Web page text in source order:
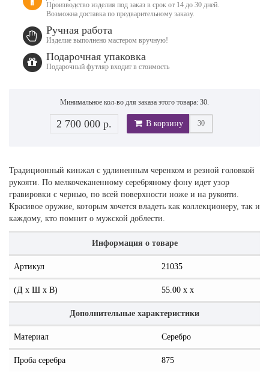
Производство изделия под заказ в срок от 14 до 30 дней.
Возможна доставка по предварительному заказу.
Ручная работа
Изделие выполнено мастером вручную!
Подарочная упаковка
Подарочный футляр входит в стоимость
Минимальное кол-во для заказа этого товара: 30.
2 700 000 р. В корзину
Традиционный кинжал с удлиненным черенком и резной головкой
рукояти. По мелкочеканенному серебряному фону идет узор
гравировки с чернью, по всей поверхности ноже и на рукояти.
Красивое оружие, которым хочется владеть как коллекционеру, так и
каждому, кто помнит о мужской доблести.
Информация о товаре
Артикул 21035
(Д x Ш x В) 55.00 x x
Дополнительные характеристики
Материал Серебро
Проба серебра 875